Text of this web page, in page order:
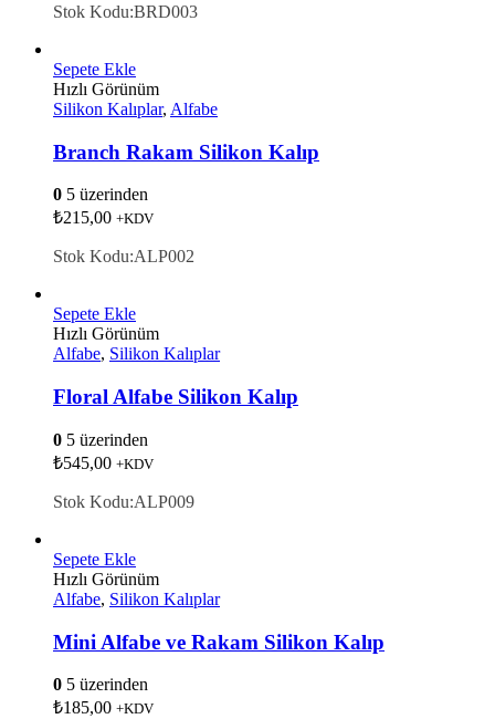
Stok Kodu:BRD003
Sepete Ekle
Hızlı Görünüm
Silikon Kalıplar, Alfabe
Branch Rakam Silikon Kalıp
0 5 üzerinden
₺215,00 +KDV
Stok Kodu:ALP002
Sepete Ekle
Hızlı Görünüm
Alfabe, Silikon Kalıplar
Floral Alfabe Silikon Kalıp
0 5 üzerinden
₺545,00 +KDV
Stok Kodu:ALP009
Sepete Ekle
Hızlı Görünüm
Alfabe, Silikon Kalıplar
Mini Alfabe ve Rakam Silikon Kalıp
0 5 üzerinden
₺185,00 +KDV